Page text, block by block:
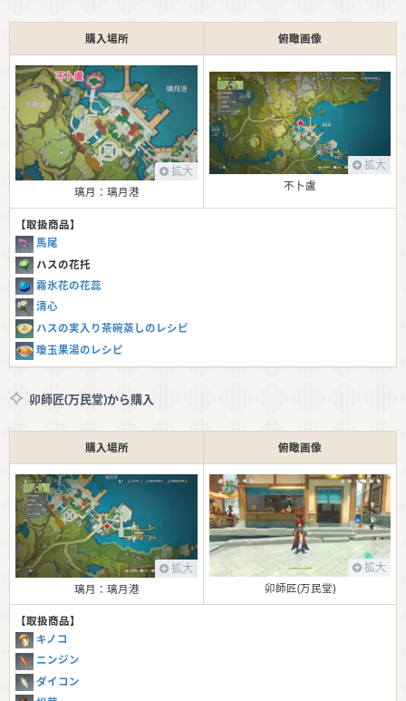
購入場所 俯瞰画像
拡大
璃月：璃月港
拡大
不卜盧
【取扱商品】
馬尾
ハスの花托
霧氷花の花蕊
清心
ハスの実入り茶碗蒸しのレシピ
瓊玉果湯のレシピ
卯師匠(万民堂)から購入
購入場所 俯瞰画像
拡大
璃月：璃月港
拡大
卯師匠(万民堂)
【取扱商品】
キノコ
ニンジン
ダイコン